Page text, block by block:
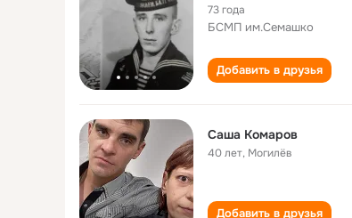
73 года
БСМП им.Семашко
Добавить в друзья
Саша Комаров
40 лет, Могилёв
Добавить в друзья